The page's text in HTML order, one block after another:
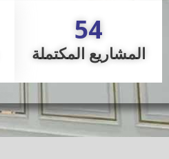
54
المشاريع المكتملة